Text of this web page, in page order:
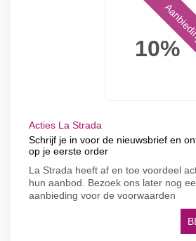
10%
Acties La Strada
Schrijf je in voor de nieuwsbrief en
op je eerste order
La Strada heeft af en toe voordeel
hun aanbod. Bezoek ons later nog
aanbieding voor de voorwaarden